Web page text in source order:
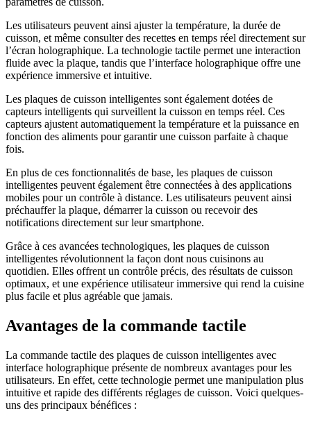
Les utilisateurs peuvent ainsi ajuster la température, la durée de
cuisson, et même consulter des recettes en temps réel directement sur
l’écran holographique. La technologie tactile permet une interaction
fluide avec la plaque, tandis que l’interface holographique offre une
expérience immersive et intuitive.
Les plaques de cuisson intelligentes sont également dotées de
capteurs intelligents qui surveillent la cuisson en temps réel. Ces
capteurs ajustent automatiquement la température et la puissance en
fonction des aliments pour garantir une cuisson parfaite à chaque
fois.
En plus de ces fonctionnalités de base, les plaques de cuisson
intelligentes peuvent également être connectées à des applications
mobiles pour un contrôle à distance. Les utilisateurs peuvent ainsi
préchauffer la plaque, démarrer la cuisson ou recevoir des
notifications directement sur leur smartphone.
Grâce à ces avancées technologiques, les plaques de cuisson
intelligentes révolutionnent la façon dont nous cuisinons au
quotidien. Elles offrent un contrôle précis, des résultats de cuisson
optimaux, et une expérience utilisateur immersive qui rend la cuisine
plus facile et plus agréable que jamais.
Avantages de la commande tactile
La commande tactile des plaques de cuisson intelligentes avec
interface holographique présente de nombreux avantages pour les
utilisateurs. En effet, cette technologie permet une manipulation plus
intuitive et rapide des différents réglages de cuisson. Voici quelques-
uns des principaux bénéfices :